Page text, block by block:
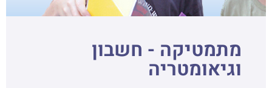
מתמטיקה - חשבון
וגיאומטריה